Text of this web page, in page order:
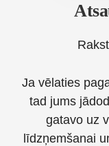
Ja vēlaties
tad jums
gatavo uz
līdzņemšanai